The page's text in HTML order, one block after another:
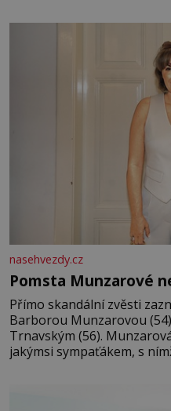
mi knihy, práce a hlavně
nasehvezdy.cz
Pomsta Munzarové
Přímo skandální zvěsti
Barborou Munzarovou
Trnavským (56).
jakýmsi sympaťákem, s